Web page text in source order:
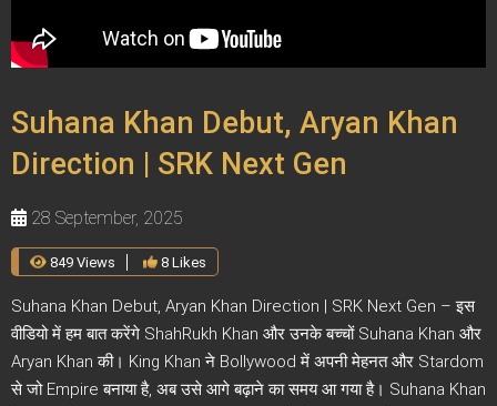
Suhana Khan Debut, Aryan Khan
Direction | SRK Next Gen
28 September, 2025
849 Views 8 Likes
Suhana Khan Debut, Aryan Khan Direction | SRK Next Gen – इस
वीडियो में हम बात करेंगे ShahRukh Khan और उनके बच्चों Suhana Khan और
Aryan Khan की। King Khan ने Bollywood में अपनी मेहनत और Stardom
से जो Empire बनाया है, अब उसे आगे बढ़ाने का समय आ गया है। Suhana Khan